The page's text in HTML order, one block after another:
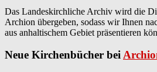
Das Landeskirchliche Archiv wird die
Archion übergeben, sodass wir Ihnen
aus anhaltischem Gebiet präsentieren
Neue Kirchenbücher bei